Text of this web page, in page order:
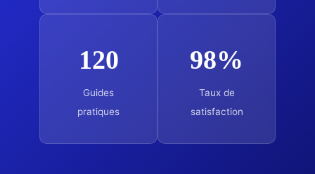
120
Guides
pratiques
98%
Taux de
satisfaction